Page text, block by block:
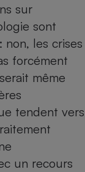
sur
sont
non, les crises
forcément
même
tendent vers
un recours
bouteille
Banque
Lave-linge
Matelas
électrique